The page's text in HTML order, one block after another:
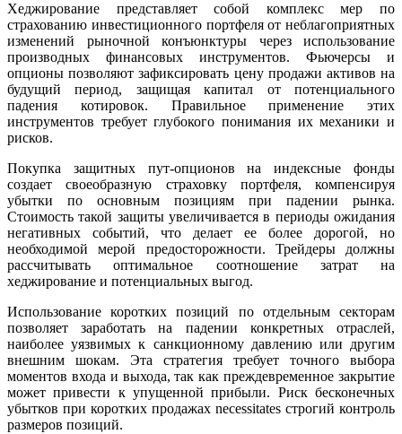
Хеджирование представляет собой комплекс мер по
страхованию инвестиционного портфеля от неблагоприятных
изменений рыночной конъюнктуры через использование
производных финансовых инструментов. Фьючерсы и
опционы позволяют зафиксировать цену продажи активов на
будущий период, защищая капитал от потенциального
падения котировок. Правильное применение этих
инструментов требует глубокого понимания их механики и
рисков.
Покупка защитных пут-опционов на индексные фонды
создает своеобразную страховку портфеля, компенсируя
убытки по основным позициям при падении рынка.
Стоимость такой защиты увеличивается в периоды ожидания
негативных событий, что делает ее более дорогой, но
необходимой мерой предосторожности. Трейдеры должны
рассчитывать оптимальное соотношение затрат на
хеджирование и потенциальных выгод.
Использование коротких позиций по отдельным секторам
позволяет заработать на падении конкретных отраслей,
наиболее уязвимых к санкционному давлению или другим
внешним шокам. Эта стратегия требует точного выбора
моментов входа и выхода, так как преждевременное закрытие
может привести к упущенной прибыли. Риск бесконечных
убытков при коротких продажах necessitates строгий контроль
размеров позиций.